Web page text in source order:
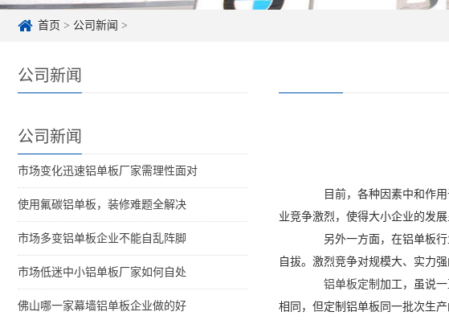
首页 > 公司新闻 >
公司新闻
公司新闻
市场变化迅速铝单板厂家需理性面对
使用氟碳铝单板，装修难题全解决
市场多变铝单板企业不能自乱阵脚
市场低迷中小铝单板厂家如何自处
佛山哪一家幕墙铝单板企业做的好
目前，各种因素中和作用
业竞争激烈，使得大小企业的发
另外一方面，在铝单板行
自拔。激烈竞争对规模大、实力
铝单板定制 加工，虽说
相同，但定制铝单板同一批次生